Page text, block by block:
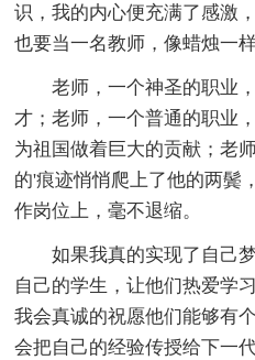
识，我的内心便充满了感激
也要当一名教师，像蜡烛一
老师，一个神圣的职业，
才；老师，一个普通的职业
为祖国做着巨大的贡献；老
的'痕迹悄悄爬上了他的两鬓
作岗位上，毫不退缩。
如果我真的实现了自己梦
自己的学生，让他们热爱学
我会真诚的祝愿他们能够有
会把自己的经验传授给下一